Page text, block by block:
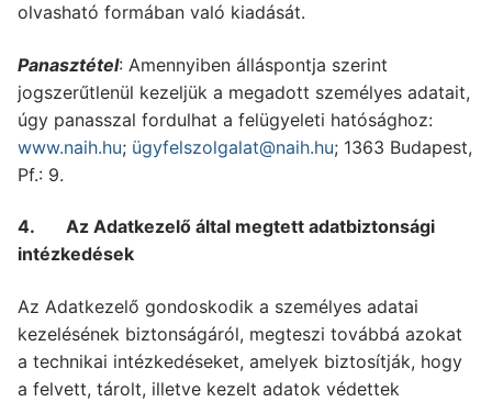
olvasható formában való kiadását.
Panasztétel: Amennyiben álláspontja szerint
jogszerűtlenül kezeljük a megadott személyes adatait,
úgy panasszal fordulhat a felügyeleti hatósághoz:
www.naih.hu; ügyfelszolgalat@naih.hu; 1363 Budapest,
Pf.: 9.
4. Az Adatkezelő által megtett adatbiztonsági
intézkedések
Az Adatkezelő gondoskodik a személyes adatai
kezelésének biztonságáról, megteszi továbbá azokat
a technikai intézkedéseket, amelyek biztosítják, hogy
a felvett, tárolt, illetve kezelt adatok védettek